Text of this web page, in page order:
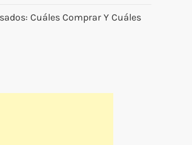
Cuáles Comprar Y Cuáles